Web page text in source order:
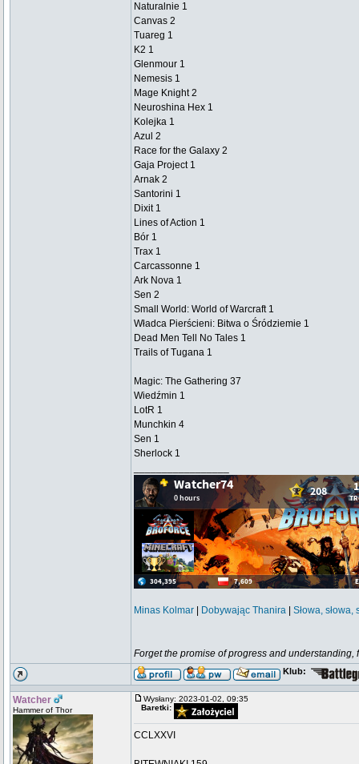
Naturalnie 1
Canvas 2
Tuareg 1
K2 1
Glenmour 1
Nemesis 1
Mage Knight 2
Neuroshina Hex 1
Kolejka 1
Azul 2
Race for the Galaxy 2
Gaja Project 1
Arnak 2
Santorini 1
Dixit 1
Lines of Action 1
Bór 1
Trax 1
Carcassonne 1
Ark Nova 1
Sen 2
Small World: World of Warcraft 1
Władca Pierścieni: Bitwa o Śródziemie 1
Dead Men Tell No Tales 1
Trails of Tugana 1
Magic: The Gathering 37
Wiedźmin 1
LotR 1
Munchkin 4
Sen 1
Sherlock 1
Minas Kolmar Dobywając Thanira Słowa, słowa,
Forget the promise of progress and
Klub:
Watcher
Hammer of Thor
Wysłany: 2023-01-02, 09:35
Baretki:
CCLXXVI